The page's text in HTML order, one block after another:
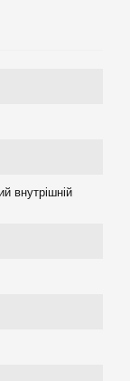
внутрішній